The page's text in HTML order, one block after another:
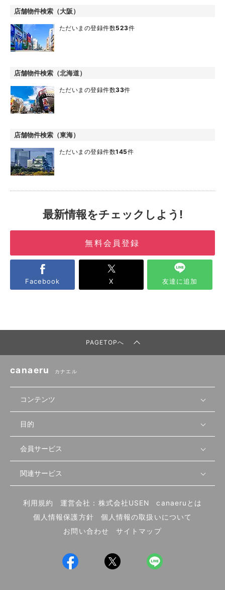
店舗物件検索（大阪）
ただいまの登録件数523件
店舗物件検索（北海道）
ただいまの登録件数33件
店舗物件検索（東海）
ただいまの登録件数145件
最新情報をチェックしよう!
無料会員登録
Facebook X 友達に追加
PAGETOPへ
canaeru カナエル
コンテンツ
無料開業相談
セミナー情報
セミナー動画
物件を探す
首都圏
北海道
先輩開業者の声
開業・経営に関する記事
編集ポリシー
業態別の開業方法
UIターン開業特集
目的
店舗運営
物件
内装・設備
食材・仕入れ
会員サービス
会員登録
ログイン
関連サービス
飲食店サクセスガイド（外部サイト）
利用規約 運営会社：株式会社USEN
canaeruとは
個人情報保護方針
個人情報の取扱いについて
お問い合わせ
サイトマップ